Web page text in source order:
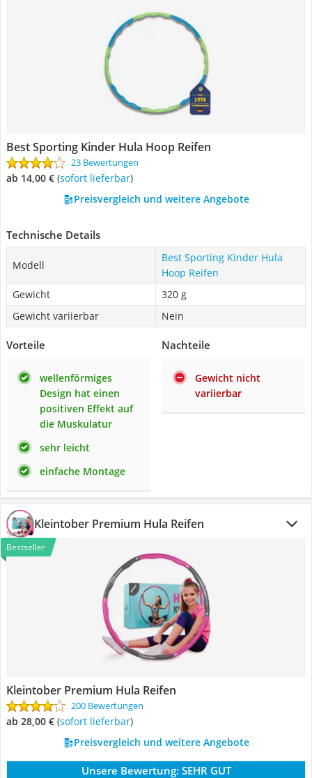
Best Sporting Kinder Hula Hoop Reifen
23 Bewertungen
ab 14,00 € ( Sofort lieferbar)
Preisvergleich und weitere Angebote
Technische Details
Modell
Best Sporting Kinder Hula
Hoop Reifen
Gewicht
320 g
Gewicht variierbar
Nein
Vorteile
wellenförmiges
Design hat einen
positiven Effekt auf
die Muskulatur
sehr leicht
einfache Montage
Nachteile
Gewicht nicht
variierbar
Kleintober Premium Hula Reifen
Bestseller
Kleintober Premium Hula Reifen
200 Bewertungen
ab 28,00 € ( Sofort lieferbar)
Preisvergleich und weitere Angebote
Unsere Bewertung: SEHR GUT